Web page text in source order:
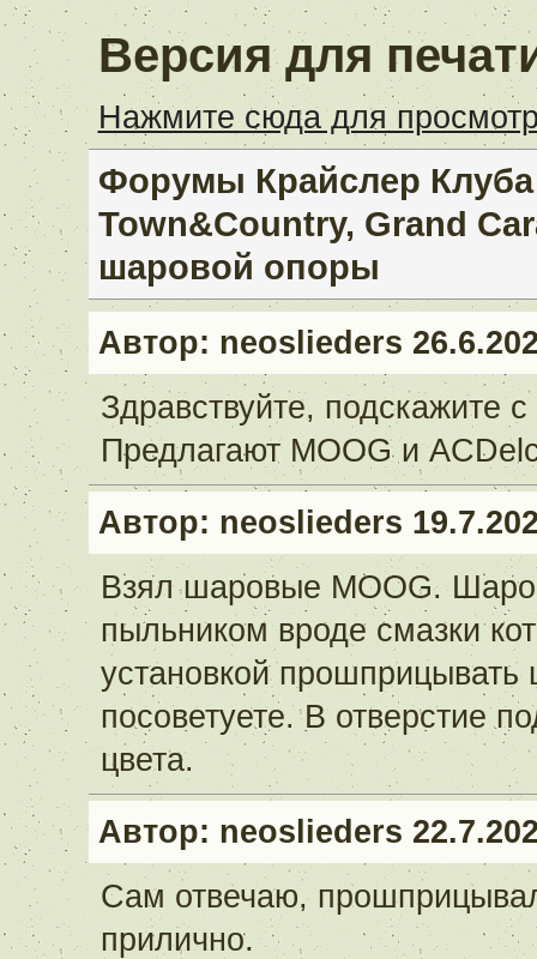
Версия для
Нажмите сюда для
Форумы Крайслер Клуба
Town&Country, Grand
шаровой опоры
Автор: neoslieders
Здравствуйте, подскажите
Предлагают MOOG и
Автор: neoslieders
Взял шаровые MOOG.
пыльником вроде смазки
установкой
посоветуете. В отверстие
цвета.
Автор: neoslieders
Сам отвечаю,
прилично.